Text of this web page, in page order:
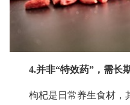
4.并非“特效药”，需长
枸杞是日常养生食材，